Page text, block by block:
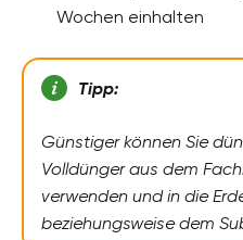
Wochen einhalten
Tipp:
Günstiger können Sie
Volldünger aus dem
verwenden und in die
beziehungsweise dem